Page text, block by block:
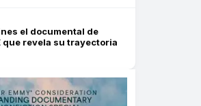
el documental de
que revela su trayectoria